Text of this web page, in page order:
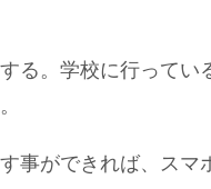
る。学校に行ってい
事ができれば、スマ